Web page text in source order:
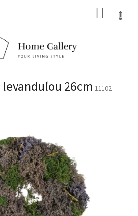
levanduľou 26cm 11102